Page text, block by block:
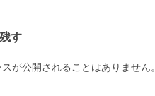
す
が公開されることはありません。